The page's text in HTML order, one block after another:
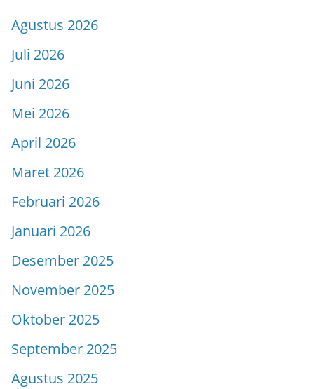
Agustus 2026
Juli 2026
Juni 2026
Mei 2026
April 2026
Maret 2026
Februari 2026
Januari 2026
Desember 2025
November 2025
Oktober 2025
September 2025
Agustus 2025